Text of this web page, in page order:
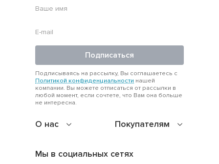
О нас Покупателям
Подписаться
Подписываясь на рассылку, Вы соглашаетесь с
Политикой конфиденциальности нашей
компании. Вы можете отписаться от рассылки в
любой момент, если сочтете, что Вам она больше
не интересна.
Мы в социальных сетях